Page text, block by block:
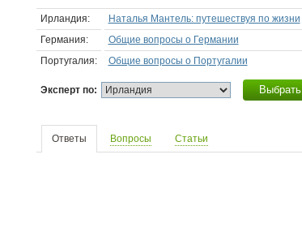
Ирландия:
Наталья Мантель: путешествуя по жизни
Германия:
Общие вопросы о Германии
Португалия:
Общие вопросы о Португалии
Эксперт по: Выбрать
Ответы Вопросы Статьи